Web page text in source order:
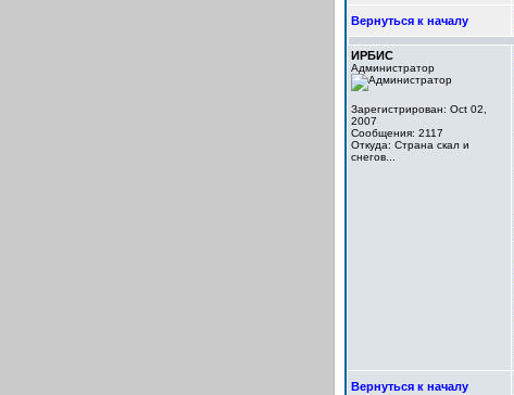
Вернуться к началу
ИРБИС
Администратор
Зарегистрирован: Oct 02,
2007
Сообщения: 2117
Откуда: Cтрана скал и
снегов...
Вернуться к началу